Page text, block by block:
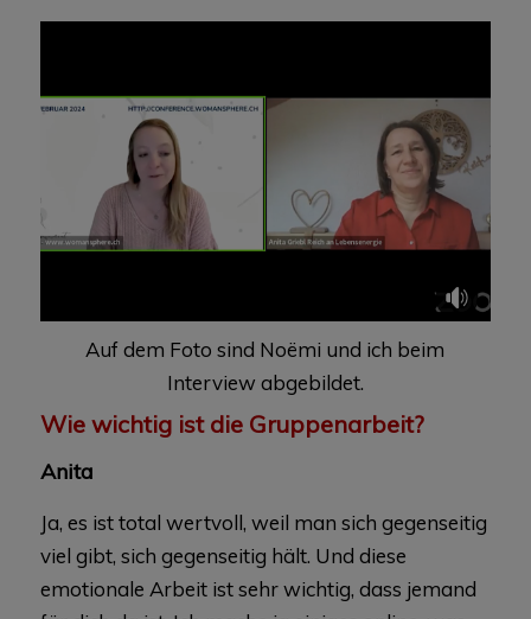
Auf dem Foto sind Noëmi und ich beim
Interview abgebildet.
Wie wichtig ist die Gruppenarbeit?
Anita
Ja, es ist total wertvoll, weil man sich gegenseitig
viel gibt, sich gegenseitig hält. Und diese
emotionale Arbeit ist sehr wichtig, dass jemand